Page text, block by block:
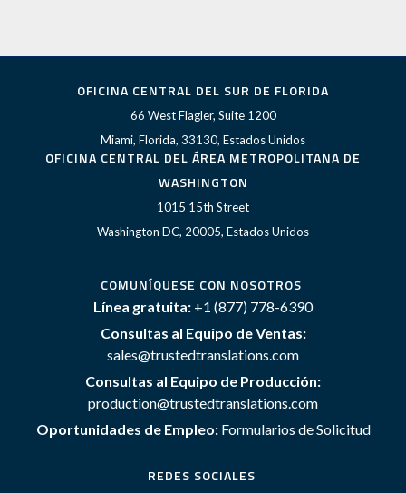
OFICINA CENTRAL DEL SUR DE FLORIDA
66 West Flagler, Suite 1200
Miami, Florida, 33130, Estados Unidos
OFICINA CENTRAL DEL ÁREA METROPOLITANA DE
WASHINGTON
1015 15th Street
Washington DC, 20005, Estados Unidos
COMUNÍQUESE CON NOSOTROS
Línea gratuita: +1 (877) 778-6390
Consultas al Equipo de Ventas:
sales@trustedtranslations.com
Consultas al Equipo de Producción:
production@trustedtranslations.com
Oportunidades de Empleo: Formularios de Solicitud
REDES SOCIALES